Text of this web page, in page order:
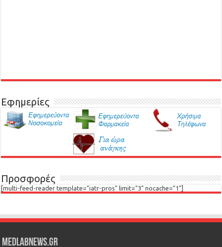
Εφημερίες
Προσφορές
[multi-feed-reader template="iatr-pros" limit="3" nocache="1"]
Medlabnews.gr